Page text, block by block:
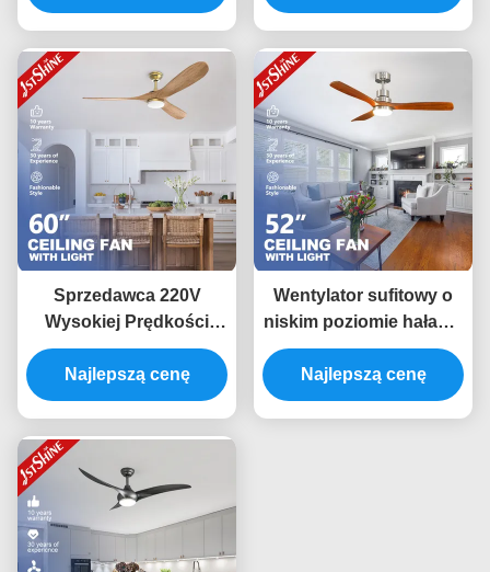
Sprzedawca 220V
Wysokiej Prędkości
Czarny Nowoczesny
Bldc
Najlepszą cenę
Wentylator sufitowy o
niskim poziomie hałasu,
antykorozyjny,
zmieniający kolor z
silnikiem 110 V AC
Najlepszą cenę